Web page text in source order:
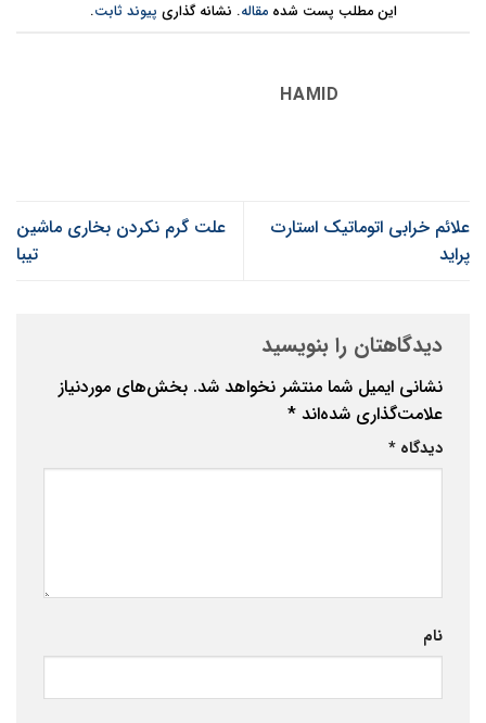
این مطلب پست شدهمقاله. نشانه گذاری پیوند ثابت.
HAMID
علائم خرابی اتوماتیک استارت
پراید
علت گرم نکردن بخاری ماشین
تیبا
دیدگاهتان را بنویسید
نشانی ایمیل شما منتشر نخواهد شد. بخش‌های موردنیاز
علامت‌گذاری شده‌اند *
دیدگاه *
نام